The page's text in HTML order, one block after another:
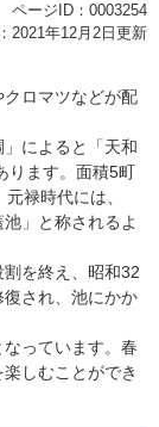
ページID：0003254
2021年12月2日更新
ロマツなどが配
によると「天和
ります。面積5町
禄時代には、
」と称されるよ
を終え、昭和32
され、池にかか
っています。春
しむことができ